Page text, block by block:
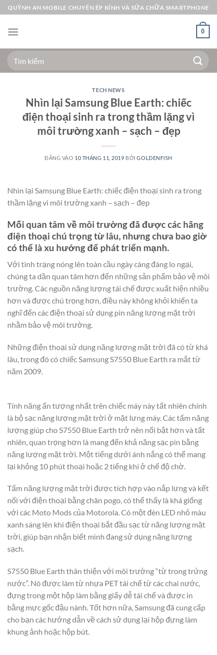
Bỏ
qua
nội
QUỲNH AN MOBILE CHUYÊN ÉP KÍNH VÀ SỬA CHỮA SMARTPHONE
0
Tìm
kiếm:
TECH NEWS
Nhìn lại Samsung Blue Earth: chiếc
điện thoại sinh ra trong thầm lặng vì
môi trường xanh – sạch – đẹp
ĐĂNG VÀO 10 THÁNG 11, 2019 BỞIGOLDENFISH
Nhìn lại Samsung Blue Earth: chiếc điện thoại sinh ra trong
thầm lặng vì môi trường xanh – sạch – đẹp
Mối quan tâm về môi trường đã được các hãng
điện thoại chú trọng từ lâu, nhưng chưa bao giờ
có thể là xu hướng để phát triển mạnh.
Với tình trạng nóng lên toàn cầu ngày càng đáng lo ngại,
chúng ta dần quan tâm hơn đến những sản phẩm bảo vệ môi
trường. Các nguồn năng lượng tái chế được xuất hiện nhiều
hơn và được chú trọng hơn, điều này không khỏi khiến ta
nghĩ đến các điện thoại sử dụng pin năng lượng mặt trời
nhằm bảo vệ môi trường.
Những điện thoại sử dụng năng lượng mặt trời đã có từ khá
lâu, trong đó có chiếc Samsung S7550 Blue Earth ra mắt từ
năm 2009.
Tính năng ấn tượng nhất trên chiếc máy này tất nhiên chính
là bộ sạc năng lượng mặt trời ở mặt lưng máy. Các tấm năng
lượng giúp cho S7550 Blue Earth trở nên nổi bật hơn và tất
nhiên, quan trọng hơn là mang đến khả năng sạc pin bằng
năng lượng mặt trời. Một tiếng dưới ánh nắng có thể mang
lại khỏng 10 phút thoại hoặc 2 tiếng khi ở chế độ chờ.
Tấm năng lượng mặt trời được tích hợp vào nắp lưng và kết
nối với điện thoại bằng chân pogo, có thể thấy là khá giống
với các Moto Mods của Motorola. Có một đèn LED nhỏ màu
xanh sáng lên khi điện thoại bắt đầu sạc từ năng lượng mặt
trời, giúp bạn nhận biết mình đang sử dụng năng lượng
sạch.
S7550 Blue Earth thân thiện với môi trường “từ trong trứng
nước”. Nó được làm từ nhựa PET tái chế từ các chai nước,
đựng trong một hộp làm bằng giấy dễ tái chế và được in
bằng mực gốc đậu nành. Tốt hơn nữa, Samsung đã cung cấp
cho bạn các hướng dẫn về cách sử dụng lại hộp đựng làm
khung ảnh hoặc hộp bút.